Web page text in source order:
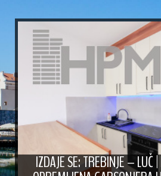
IZDAJE SE: TREBINJE – LUČ